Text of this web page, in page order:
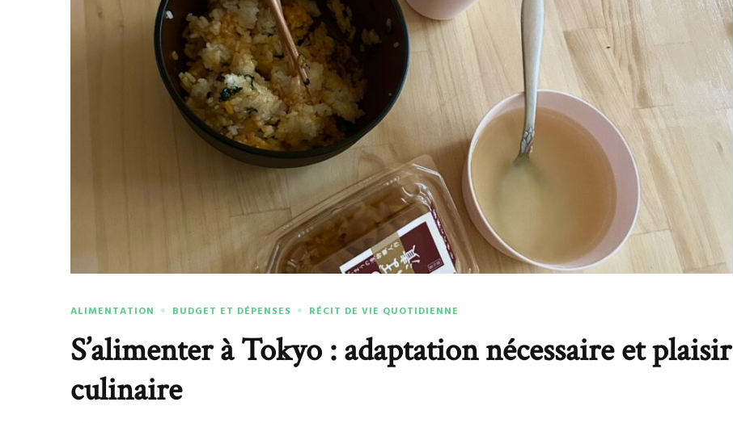
ALIMENTATION BUDGET ET DÉPENSES RÉCIT DE VIE QUOTIDIENNE
S’alimenter à Tokyo : adaptation nécessaire et plaisir
culinaire